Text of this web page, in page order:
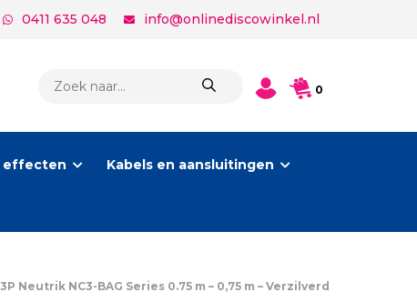
0411 635 048 info@onlinediscowinkel.nl
ZOEKEN
0
effecten Kabels en aansluitingen
Neutrik NC3-BAG Series 0.75 m – 0,75 m – Verzilverd